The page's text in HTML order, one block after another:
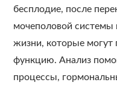
бесплодие, после
мочеполовой системы
жизни, которые могут
функцию. Анализ
процессы,